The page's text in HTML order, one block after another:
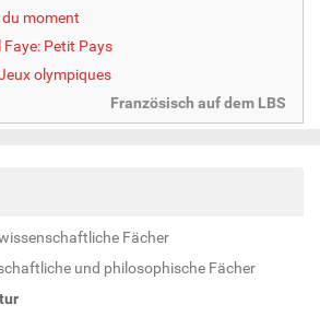
du moment
Faye: Petit Pays
olympiques
Französisch auf dem LBS
Fächer
und philosophische Fächer